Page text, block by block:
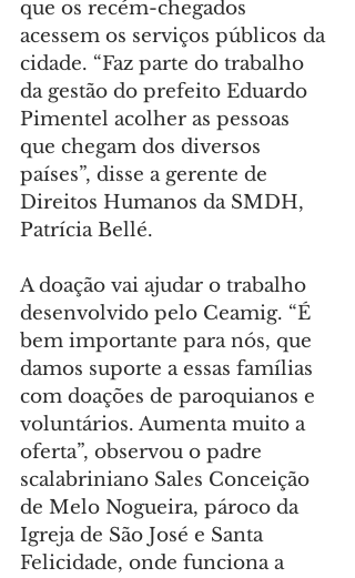
que os recém-chegados
acessem os serviços públicos da
cidade. “Faz parte do trabalho
da gestão do prefeito Eduardo
Pimentel acolher as pessoas
que chegam dos diversos
países”, disse a gerente de
Direitos Humanos da SMDH,
Patrícia Bellé.
A doação vai ajudar o trabalho
desenvolvido pelo Ceamig. “É
bem importante para nós, que
damos suporte a essas famílias
com doações de paroquianos e
voluntários. Aumenta muito a
oferta”, observou o padre
scalabriniano Sales Conceição
de Melo Nogueira, pároco da
Igreja de São José e Santa
Felicidade, onde funciona a